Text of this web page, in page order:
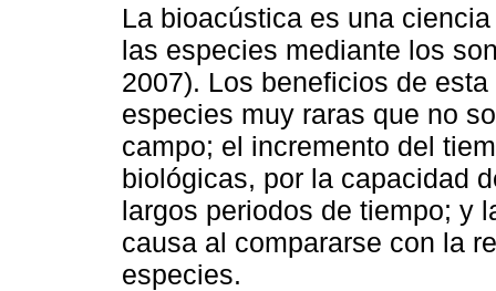
La bioacústica es una
las especies mediante los
2007). Los beneficios de
especies muy raras que no
campo; el incremento del
biológicas, por la capacidad
largos periodos de tiempo; y
causa al compararse con la
especies.